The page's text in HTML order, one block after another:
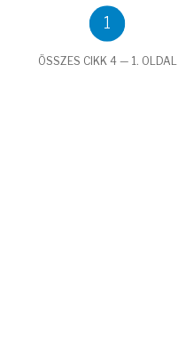
1
ÖSSZES CIKK 4 — 1. OLDAL